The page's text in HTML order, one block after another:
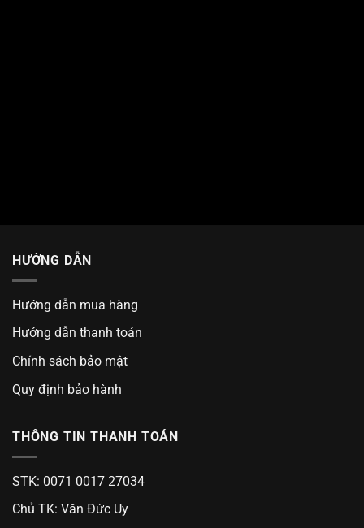
HƯỚNG DẪN
Hướng dẫn mua hàng
Hướng dẫn thanh toán
Chính sách bảo mật
Quy định bảo hành
THÔNG TIN THANH TOÁN
STK: 0071 0017 27034
Chủ TK: Văn Đức Uy